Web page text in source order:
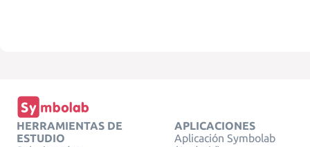
HERRAMIENTAS DE
ESTUDIO
APLICACIONES
Aplicación Symbolab